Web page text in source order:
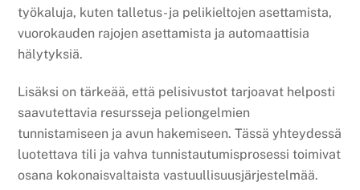
työkaluja, kuten talletus- ja pelikieltojen asettamista,
vuorokauden rajojen asettamista ja automaattisia
hälytyksiä.
Lisäksi on tärkeää, että pelisivustot tarjoavat helposti
saavutettavia resursseja peliongelmien
tunnistamiseen ja avun hakemiseen. Tässä yhteydessä
luotettava tili ja vahva tunnistautumisprosessi toimivat
osana kokonaisvaltaista vastuullisuusjärjestelmää.